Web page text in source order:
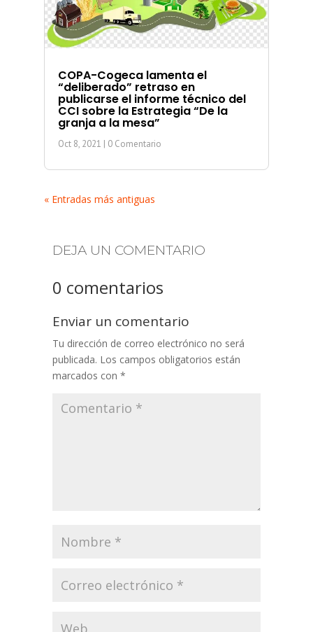
COPA-Cogeca lamenta el
“deliberado” retraso en
publicarse el informe técnico del
CCI sobre la Estrategia “De la
granja a la mesa”
Oct 8, 2021 | 0 Comentario
« Entradas más antiguas
DEJA UN COMENTARIO
0 comentarios
Enviar un comentario
Tu dirección de correo electrónico no será
publicada. Los campos obligatorios están
marcados con *